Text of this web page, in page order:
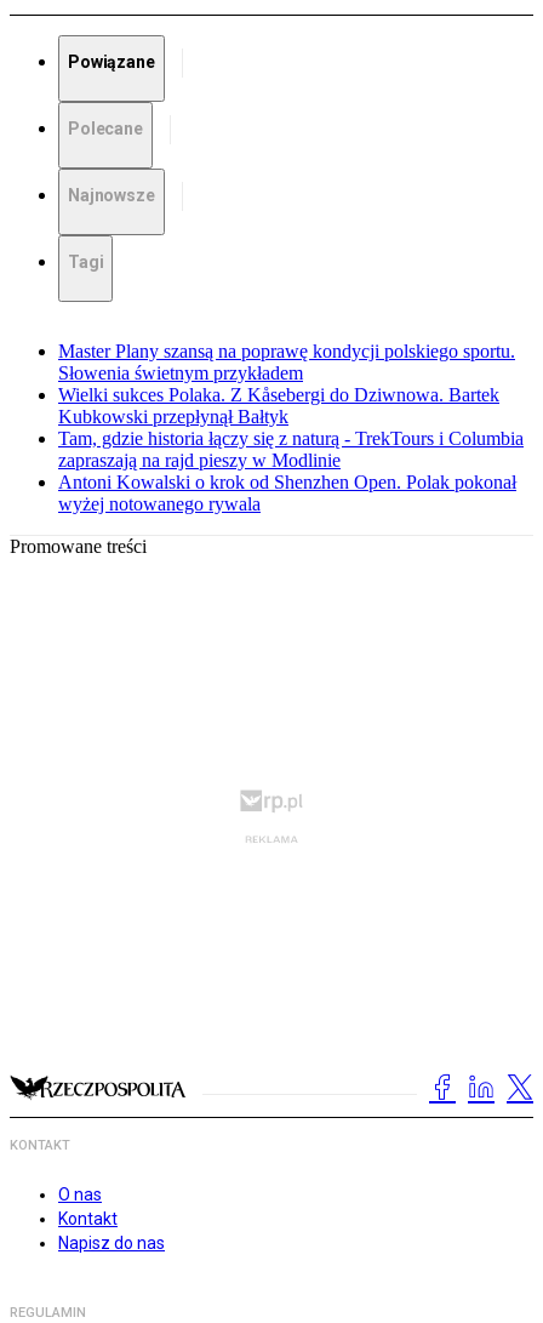
Powiązane
Polecane
Najnowsze
Tagi
Master Plany szansą na poprawę kondycji polskiego sportu.
Słowenia świetnym przykładem
Wielki sukces Polaka. Z Kåsebergi do Dziwnowa. Bartek
Kubkowski przepłynął Bałtyk
Tam, gdzie historia łączy się z naturą - TrekTours i Columbia
zapraszają na rajd pieszy w Modlinie
Antoni Kowalski o krok od Shenzhen Open. Polak pokonał
wyżej notowanego rywala
Promowane treści
KONTAKT
O nas
Kontakt
Napisz do nas
REGULAMIN